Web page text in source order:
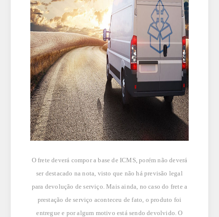
O frete deverá compor a base de ICMS, porém não deverá
ser destacado na nota, visto que não há previsão legal
para devolução de serviço. Mais ainda, no caso do frete a
prestação de serviço aconteceu de fato, o produto foi
entregue e por algum motivo está sendo devolvido. O